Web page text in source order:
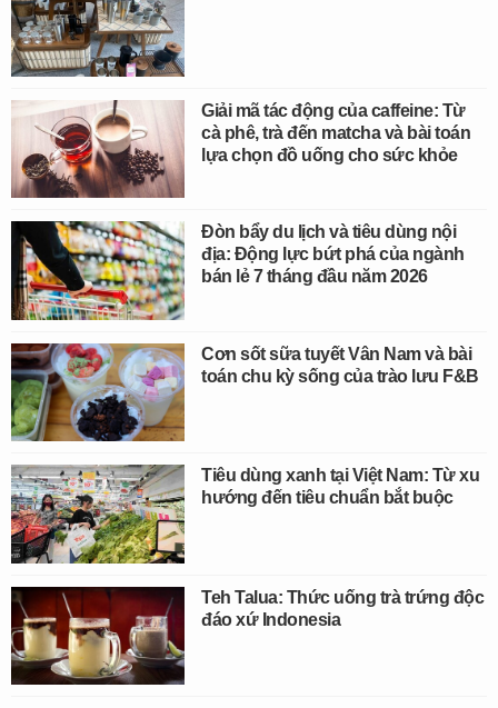
Giải mã tác động của caffeine: Từ
cà phê, trà đến matcha và bài toán
lựa chọn đồ uống cho sức khỏe
Đòn bẩy du lịch và tiêu dùng nội
địa: Động lực bứt phá của ngành
bán lẻ 7 tháng đầu năm 2026
Cơn sốt sữa tuyết Vân Nam và bài
toán chu kỳ sống của trào lưu F&B
Tiêu dùng xanh tại Việt Nam: Từ xu
hướng đến tiêu chuẩn bắt buộc
Teh Talua: Thức uống trà trứng độc
đáo xứ Indonesia